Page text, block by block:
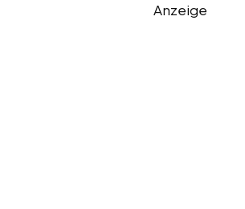
Anzeige